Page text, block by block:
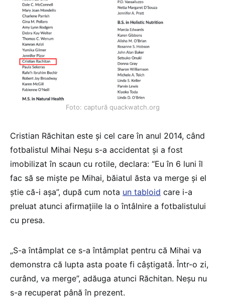
Foto: captură quackwatch.org
Cristian Răchitan este și cel care în anul 2014, când
fotbalistul Mihai Neșu s-a accidentat și a fost
imobilizat în scaun cu rotile, declara: “Eu în 6 luni îl
fac să se miște pe Mihai, băiatul ăsta va merge și el
știe că-i așa”, după cum nota un tabloid care i-a
preluat atunci afirmațiile la o întâlnire a fotbalistului
cu presa.
„S-a întâmplat ce s-a întâmplat pentru că Mihai va
demonstra că lupta asta poate fi câștigată. Într-o zi,
curând, va merge”, adăuga atunci Răchitan. Neșu nu
s-a recuperat până în prezent.